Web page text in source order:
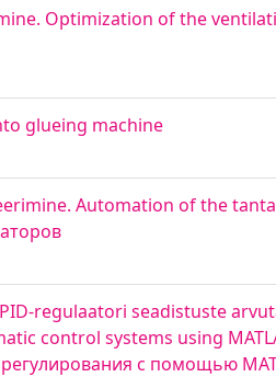
Optimization of the
glueing machine
Automation of the
regulaatori seadistuste
control systems using
с помощью